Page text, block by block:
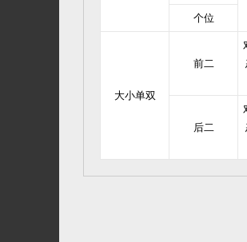
个位
大小单双
前二
后二